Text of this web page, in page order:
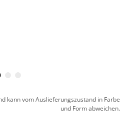
kann vom Auslieferungszustand in Farbe
und Form abweichen.